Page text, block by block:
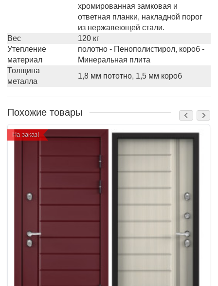
хромированная замковая и
ответная планки, накладной порог
из нержавеющей стали.
Вес
120 кг
Утепление
материал
полотно - Пенополистирол, короб -
Минеральная плита
Толщина
металла
1,8 мм пототно, 1,5 мм короб
Похожие товары
На заказ!